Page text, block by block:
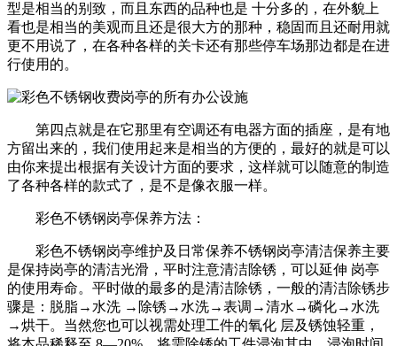
型是相当的别致，而且东西的品种也是 十分多的，在外貌上
看也是相当的美观而且还是很大方的那种，稳固而且还耐用就
更不用说了，在各种各样的关卡还有那些停车场那边都是在进
行使用的。
第四点就是在它那里有空调还有电器方面的插座，是有地
方留出来的，我们使用起来是相当的方便的，最好的就是可以
由你来提出根据有关设计方面的要求，这样就可以随意的制造
了各种各样的款式了，是不是像衣服一样。
彩色不锈钢岗亭保养方法：
彩色不锈钢岗亭维护及日常保养不锈钢岗亭清洁保养主要
是保持岗亭的清洁光滑，平时注意清洁除锈，可以延伸 岗亭
的使用寿命。平时做的最多的是清洁除锈，一般的清洁除锈步
骤是：脱脂→水洗 →除锈→水洗→表调→清水→磷化→水洗
→烘干。当然您也可以视需处理工件的氧化 层及锈蚀轻重，